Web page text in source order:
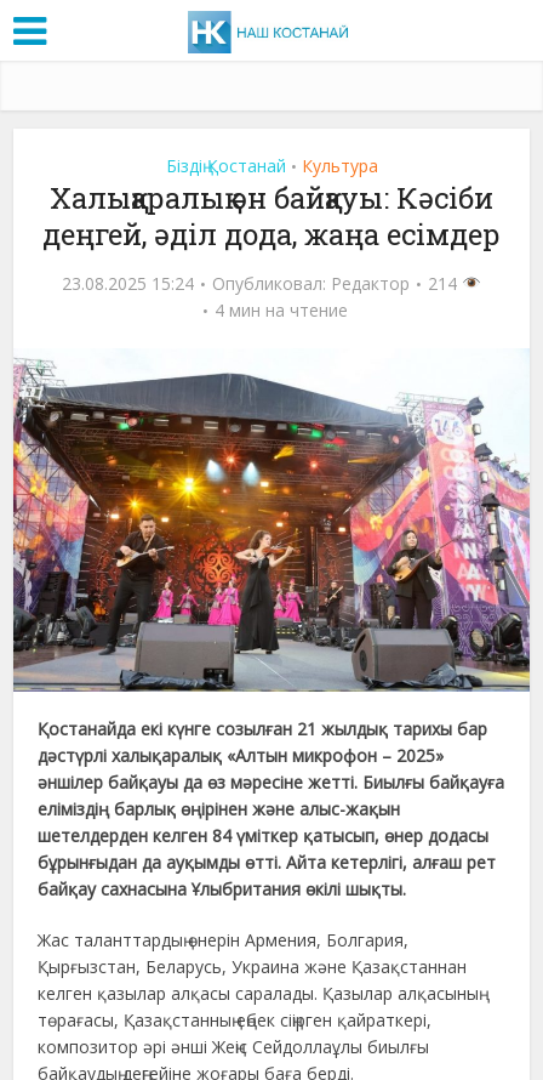
Біздің Қостанай • Культура
Халықаралық ән байқауы: Кәсіби
деңгей, әділ дода, жаңа есімдер
23.08.2025 15:24 Опубликовал: Редактор
214
4 мин на чтение
Қостанайда екі күнге созылған 21 жылдық тарихы бар
дәстүрлі халықаралық «Алтын микрофон – 2025»
әншілер байқауы да өз мәресіне жетті. Биылғы байқауға
еліміздің барлық өңірінен және алыс-жақын
шетелдерден келген 84 үміткер қатысып, өнер додасы
бұрынғыдан да ауқымды өтті. Айта кетерлігі, алғаш рет
байқау сахнасына Ұлыбритания өкілі шықты.
Жас таланттардың өнерін Армения, Болгария,
Қырғызстан, Беларусь, Украина және Қазақстаннан
келген қазылар алқасы саралады. Қазылар алқасының
төрағасы, Қазақстанның еңбек сіңірген қайраткері,
композитор әрі әнші Жеңіс Сейдоллаұлы биылғы
байқаудың деңгейіне жоғары баға берді.